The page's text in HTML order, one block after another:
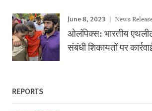
June 8, 2023 News
ओलंपिक्स: भारतीय
संबंधी शिकायतों पर
REPORTS